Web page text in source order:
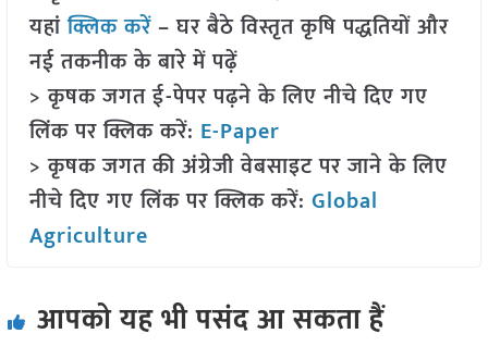
यहांक्लिक करें– घर बैठे विस्तृत कृषि पद्धतियों और
नई तकनीक के बारे में पढ़ें
> कृषक जगत ई-पेपर पढ़ने के लिए नीचे दिए गए
लिंक पर क्लिक करें: E-Paper
> कृषक जगत की अंग्रेजी वेबसाइट पर जाने के लिए
नीचे दिए गए लिंक पर क्लिक करें: Global
Agriculture
आपको यह भी पसंद आ सकता हैं